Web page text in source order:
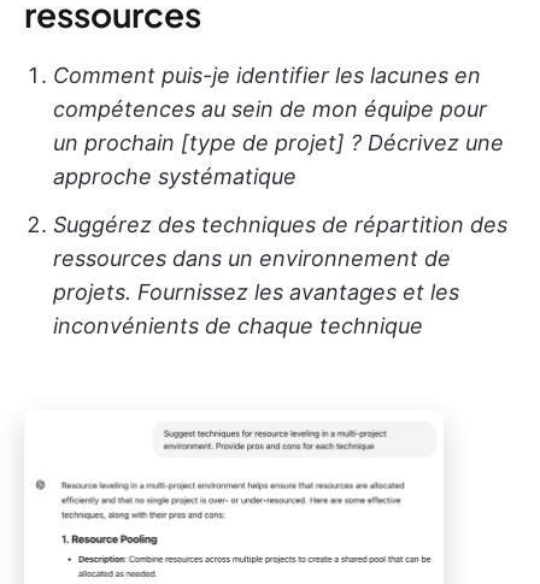
ressources
Comment puis-je identifier les lacunes en
compétences au sein de mon équipe pour
un prochain [type de projet] ? Décrivez une
approche systématique
Suggérez des techniques de répartition des
ressources dans un environnement de
projets. Fournissez les avantages et les
inconvénients de chaque technique